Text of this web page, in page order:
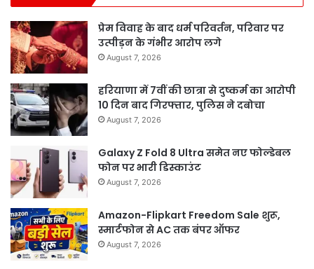
प्रेम विवाह के बाद धर्म परिवर्तन, परिवार पर
उत्पीड़न के गंभीर आरोप लगे
August 7, 2026
हरियाणा में 7वीं की छात्रा से दुष्कर्म का आरोपी
10 दिन बाद गिरफ्तार, पुलिस ने दबोचा
August 7, 2026
Galaxy Z Fold 8 Ultra समेत नए फोल्डेबल
फोन पर भारी डिस्काउंट
August 7, 2026
Amazon-Flipkart Freedom Sale शुरू,
स्मार्टफोन से AC तक बंपर ऑफर
August 7, 2026